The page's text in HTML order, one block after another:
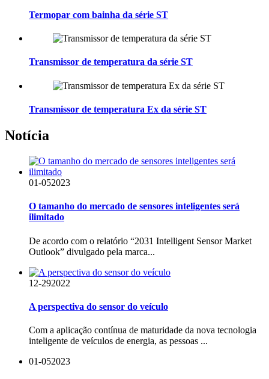
Termopar com bainha da série ST
Transmissor de temperatura da série ST
Transmissor de temperatura Ex da série ST
Notícia
01-052023
O tamanho do mercado de sensores inteligentes será
ilimitado
De acordo com o relatório “2031 Intelligent Sensor Market
Outlook” divulgado pela marca...
12-292022
A perspectiva do sensor do veículo
Com a aplicação contínua de maturidade da nova tecnologia
inteligente de veículos de energia, as pessoas ...
01-052023